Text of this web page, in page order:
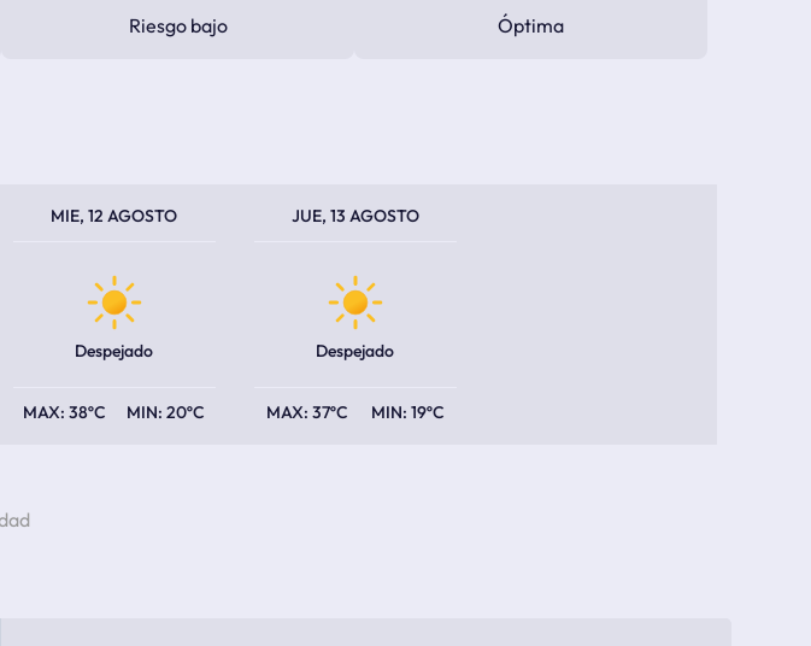
Riesgo bajo Óptima
MIE, 12 AGOSTO
Despejado
38ºC 20ºC
JUE, 13 AGOSTO
Despejado
37ºC 19ºC